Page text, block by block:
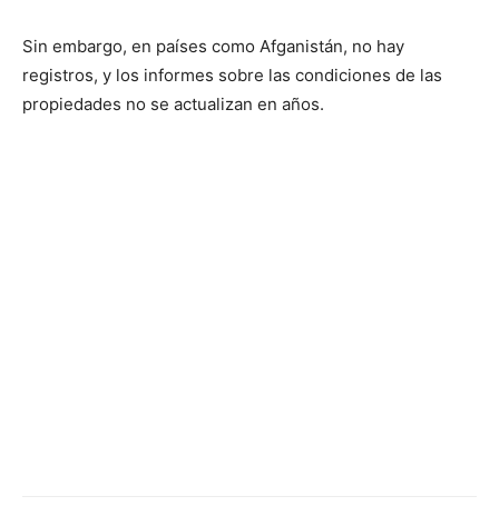
Sin embargo, en países como Afganistán, no hay
registros, y los informes sobre las condiciones de las
propiedades no se actualizan en años.